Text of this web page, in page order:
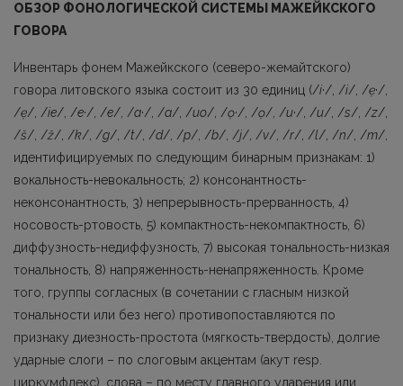
ОБЗОР ФОНОЛОГИЧЕСКОЙ СИСТЕМЫ МАЖЕЙКСКОГО
ГОВОРА
Инвентарь фонем Мажейкского (северо-жемайтского)
говора литовского языка со­стоит из 30 единиц (/i·/, /i/, /ẹ·/,
/ẹ/, /ie/, /e·/, /e/, /a·/, /a/, /uo/, /ọ·/, /ọ/, /u·/, /u/, /s/, /z/,
/š/, /ž/, /k/, /g/, /t/, /d/, /p/, /b/, /j/, /v/, /r/, /l/, /n/, /m/,
идентифицируемых по следующим бинарным признакам: 1)
вокальность-невокальность; 2) консонантность-
неконсонантность, 3) непрерывность-прерванность, 4)
носовость-ртовость, 5) компактность-некомпактность, 6)
диффузность-недиффузность, 7) высокая тональность-низкая
тональность, 8) напряженность-ненапряженность. Кроме
того, группы согласных (в сочетании с гласным низкой
тональности или без него) противопоставляются по
признаку диезность-простота (мяг­кость-твердость), долгие
ударные слоги – по слоговым акцентам (акут rеsр.
циркумфлекс), слова – по месту главного ударения или